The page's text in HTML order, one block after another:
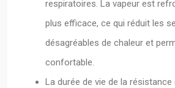
respiratoires. La vapeur est
plus efficace, ce qui réduit les
désagréables de chaleur et
confortable.
La durée de vie de la